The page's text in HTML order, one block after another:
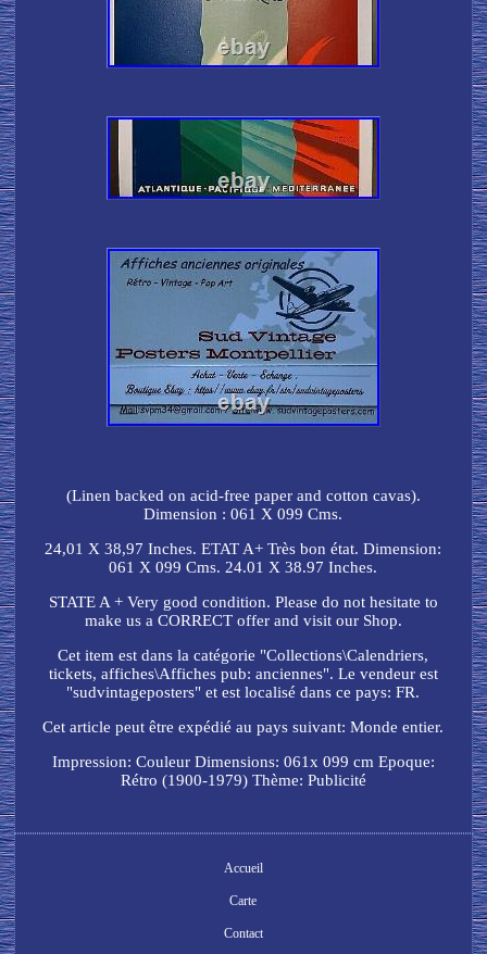
(Linen backed on acid-free paper and cotton cavas).
Dimension : 061 X 099 Cms.
24,01 X 38,97 Inches. ETAT A+ Très bon état. Dimension:
061 X 099 Cms. 24.01 X 38.97 Inches.
STATE A + Very good condition. Please do not hesitate to
make us a CORRECT offer and visit our Shop.
Cet item est dans la catégorie "Collections\Calendriers,
tickets, affiches\Affiches pub: anciennes". Le vendeur est
"sudvintageposters" et est localisé dans ce pays: FR.
Cet article peut être expédié au pays suivant: Monde entier.
Impression: Couleur Dimensions: 061x 099 cm Epoque:
Rétro (1900-1979) Thème: Publicité
Accueil
Carte
Contact